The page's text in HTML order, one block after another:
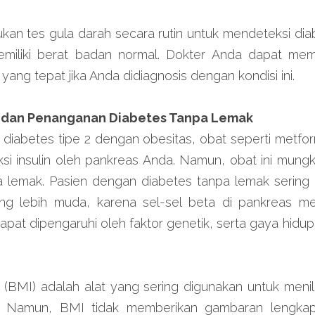
tes gula darah secara rutin untuk mendeteksi
berat badan normal. Dokter Anda dapat
tepat jika Anda didiagnosis dengan kondisi ini.
Penanganan Diabetes Tanpa Lemak
diabetes tipe 2 dengan obesitas, obat seperti
insulin oleh pankreas Anda. Namun, obat ini
Pasien dengan diabetes tanpa lemak sering
lebih muda, karena sel-sel beta di pankreas
dipengaruhi oleh faktor genetik, serta gaya
adalah alat yang sering digunakan untuk
Namun, BMI tidak memberikan gambaran